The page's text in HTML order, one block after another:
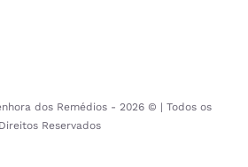
dos Remédios - 2026 © | Todos os
Direitos Reservados